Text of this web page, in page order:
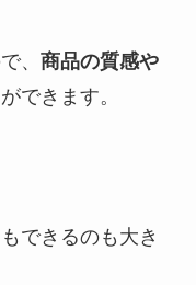
、 商品の質感や
できます。
できるのも大き